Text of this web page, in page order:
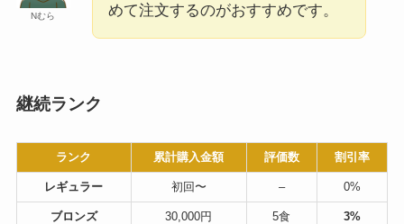
Nむら
めて注文するのがおすすめです。
継続ランク
ランク 累計購入金額 評価数 割引率
レギュラー 初回〜 – 0%
ブロンズ 30,000円 5食 3%